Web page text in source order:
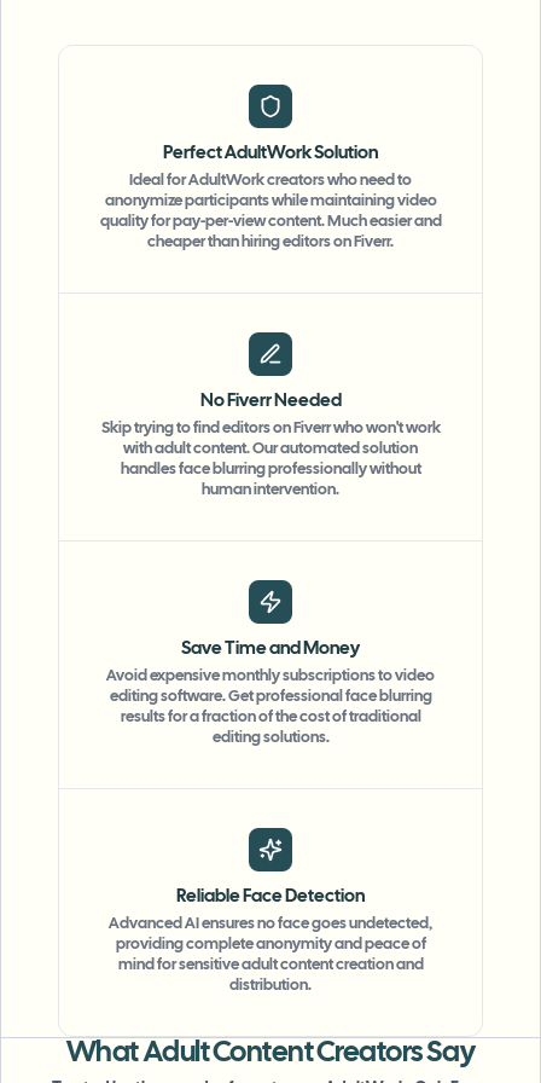
Perfect AdultWork Solution
Ideal for AdultWork creators who need to
anonymize participants while maintaining video
quality for pay-per-view content. Much easier and
cheaper than hiring editors on Fiverr.
No Fiverr Needed
Skip trying to find editors on Fiverr who won't work
with adult content. Our automated solution
handles face blurring professionally without
human intervention.
Save Time and Money
Avoid expensive monthly subscriptions to video
editing software. Get professional face blurring
results for a fraction of the cost of traditional
editing solutions.
Reliable Face Detection
Advanced AI ensures no face goes undetected,
providing complete anonymity and peace of
mind for sensitive adult content creation and
distribution.
What Adult Content Creators Say
The blur tools are a lifesaver — I can softly
blur distracting backgrounds and
automatically anonymize license plates in
SJ
Sarah Johnson